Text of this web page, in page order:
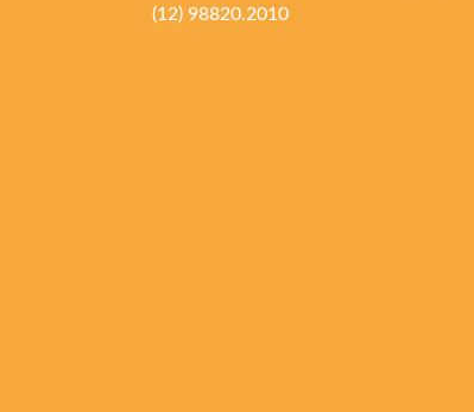
(12) 98820.2010